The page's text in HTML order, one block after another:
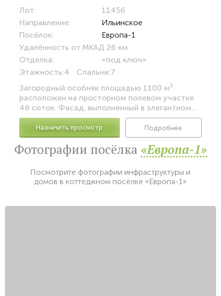
Лот:
11456
Направление:
Ильинское
Посёлок:
Европа-1
Удалённость от МКАД:26 км
Отделка:
«под ключ»
Этажность:4 Спальни:7
Загородный особняк площадью 1100 м²
расположен на просторном полевом участке
48 соток. Фасад, выполненный в элегантном...
Назначить просмотр Подробнее
Фотографии посёлка «Европа-1»
Посмотрите фотографии инфраструктуры и
домов в коттеджном посёлке «Европа-1»